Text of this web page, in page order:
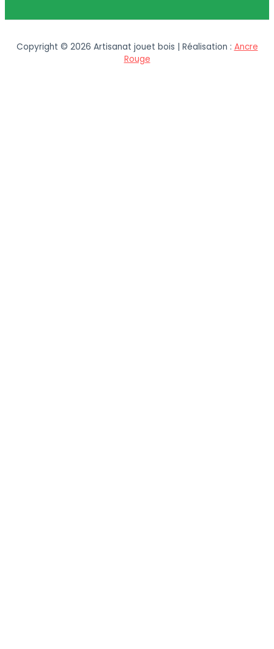
Copyright © 2026 Artisanat jouet bois | Réalisation : Ancre
Rouge